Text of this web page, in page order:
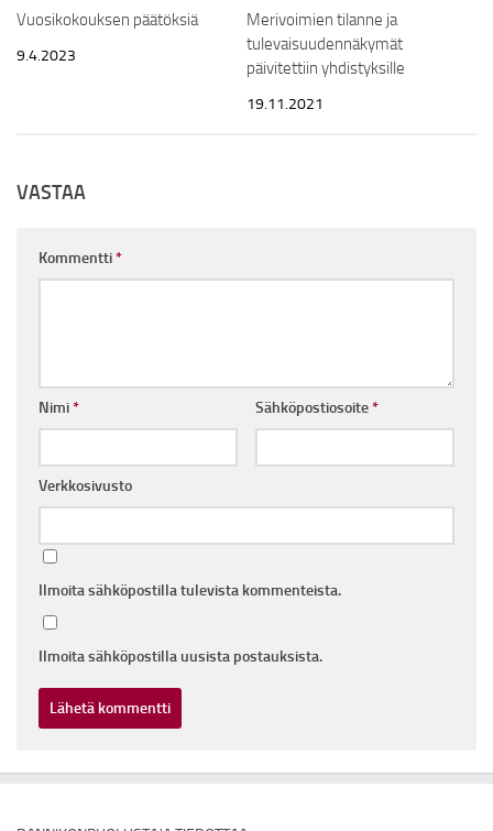
Vuosikokouksen päätöksiä
9.4.2023
Merivoimien tilanne ja
tulevaisuudennäkymät
päivitettiin yhdistyksille
19.11.2021
VASTAA
Kommentti*
Nimi* Sähköpostiosoite*
Verkkosivusto
Ilmoita sähköpostilla tulevista kommenteista.
Ilmoita sähköpostilla uusista postauksista.